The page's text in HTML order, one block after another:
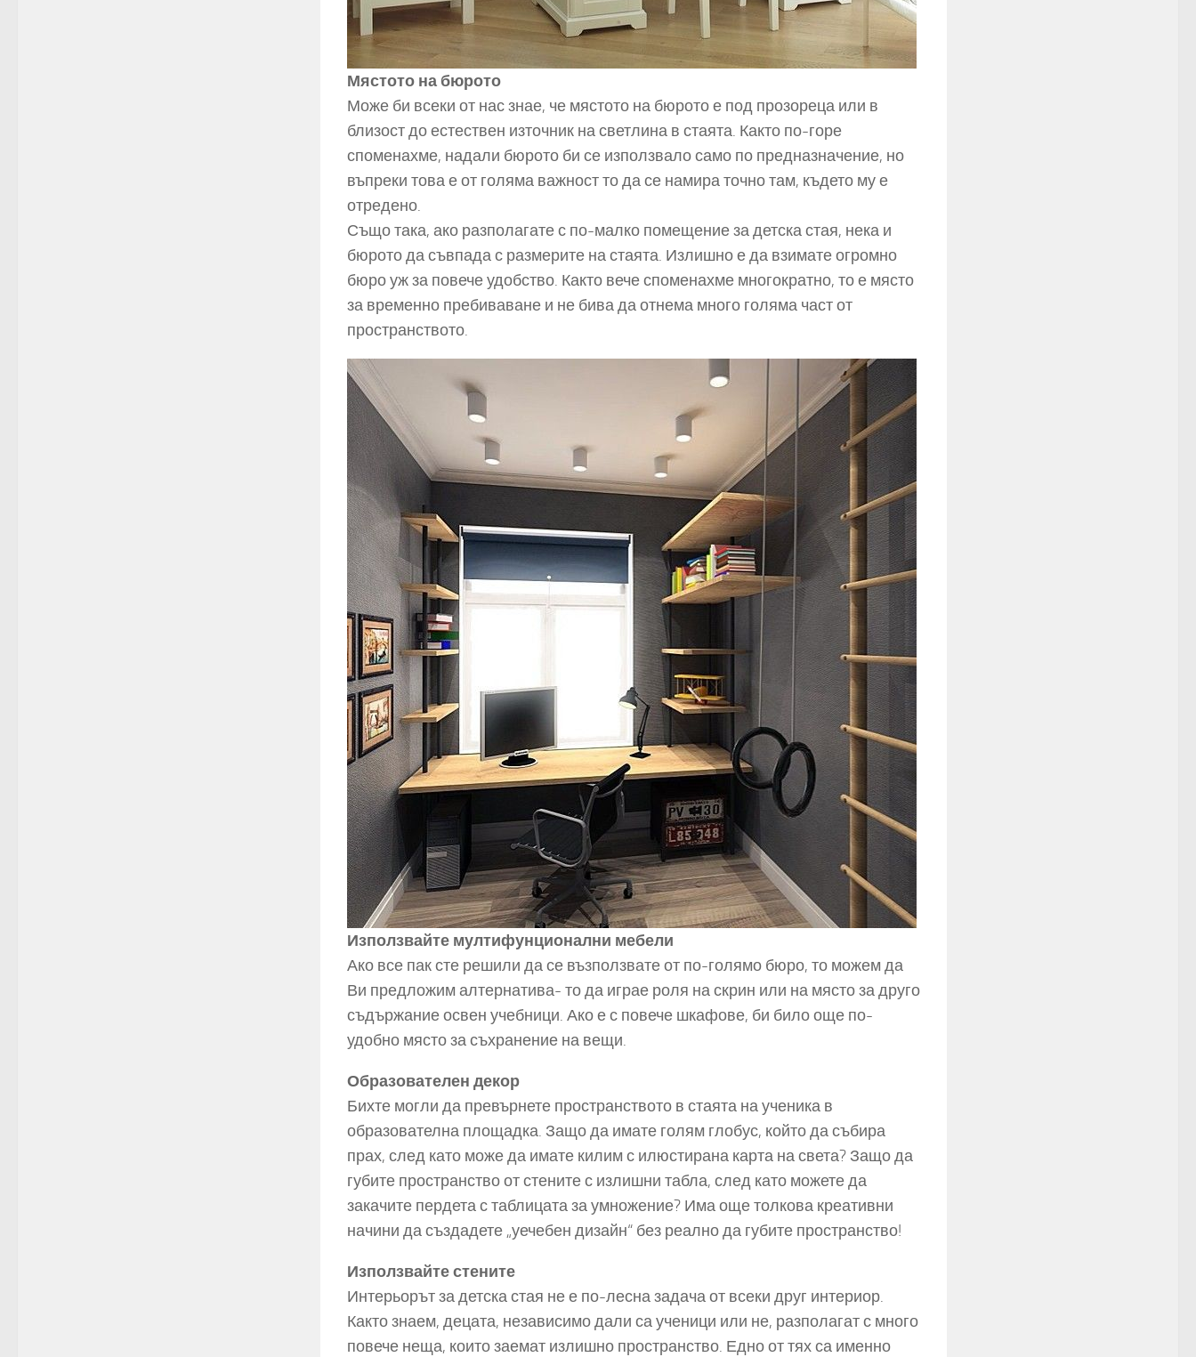
Мястото на бюрото
Може би всеки от нас знае, че мястото на бюрото е под прозореца или в
близост до естествен източник на светлина в стаята. Както по-горе
споменахме, надали бюрото би се използвало само по предназначение, но
въпреки това е от голяма важност то да се намира точно там, където му е
отредено.
Също така, ако разполагате с по-малко помещение за детска стая, нека и
бюрото да съвпада с размерите на стаята. Излишно е да взимате огромно
бюро уж за повече удобство. Както вече споменахме многократно, то е място
за временно пребиваване и не бива да отнема много голяма част от
пространството.
Използвайте мултифунционални мебели
Ако все пак сте решили да се възползвате от по-голямо бюро, то можем да
Ви предложим алтернатива- то да играе роля на скрин или на място за друго
съдържание освен учебници. Ако е с повече шкафове, би било още по-
удобно място за съхранение на вещи.
Образователен декор
Бихте могли да превърнете пространството в стаята на ученика в
образователна площадка. Защо да имате голям глобус, който да събира
прах, след като може да имате килим с илюстирана карта на света? Защо да
губите пространство от стените с излишни табла, след като можете да
закачите пердета с таблицата за умножение? Има още толкова креативни
начини да създадете „уечебен дизайн“ без реално да губите пространство!
Използвайте стените
Интерьорът за детска стая не е по-лесна задача от всеки друг интериор.
Както знаем, децата, независимо дали са ученици или не, разполагат с много
повече неща, които заемат излишно пространство. Едно от тях са именно